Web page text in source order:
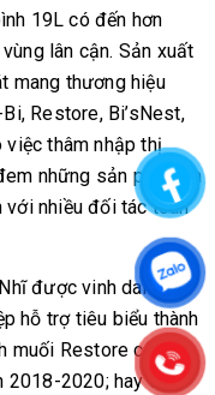
19L có đến hơn
lân cận. Sản xuất
mang thương hiệu
Restore, Bi’sNest,
thâm nhập thị
những sản phẩm ra
với nhiều đối tác toàn
được vinh danh là
hỗ trợ tiêu biểu thành
muối Restore cũng là
2018-2020; hay sản